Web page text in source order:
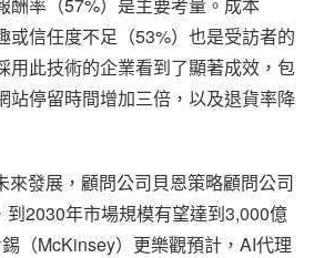
或信任度不足（53%）也是受訪者的
用此技術的企業看到了顯著成效，包
站停留時間增加三倍，以及退貨率降
來發展，顧問公司貝恩策略顧問公司
到2030年市場規模有望達到3,000億
（McKinsey）更樂觀預計，AI代理